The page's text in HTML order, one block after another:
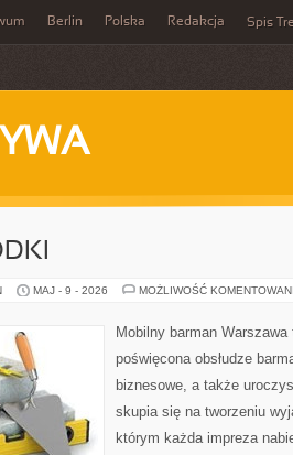
Berlin Polska Redakcja Spis
MAJ - 9 - 2026 MOŻLIWOŚĆ
Mobilny barman
poświęcona obsłudze
biznesowe, a także
skupia się na tworzeniu
którym każda impreza